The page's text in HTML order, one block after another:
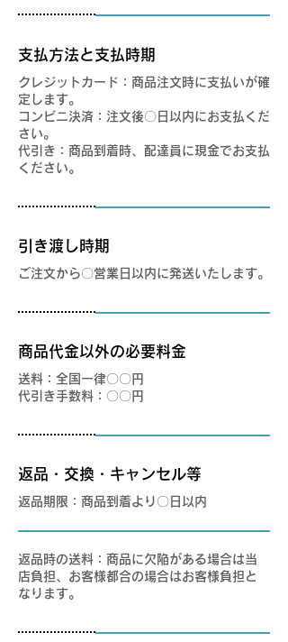
支払方法と支払時期
クレジットカード：商品注文時に支払いが確
定します。
コンビニ決済：注文後〇日以内にお支払くだ
さい。
代引き：商品到着時、配達員に現金でお支払
ください。
引き渡し時期
ご注文から〇営業日以内に発送いたします。
商品代金以外の必要料金
送料：全国一律〇〇円
代引き手数料：〇〇円
返品・交換・キャンセル等
返品期限：商品到着より〇日以内
返品時の送料：商品に欠陥がある場合は当
店負担、お客様都合の場合はお客様負担と
なります。